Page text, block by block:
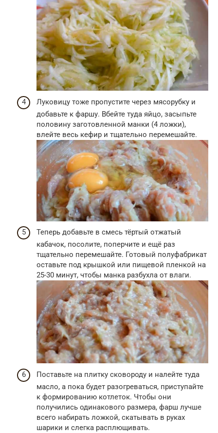
Луковицу тоже пропустите через мясорубку и
добавьте к фаршу. Вбейте туда яйцо, засыпьте
половину заготовленной манки (4 ложки),
влейте весь кефир и тщательно перемешайте.
Теперь добавьте в смесь тёртый отжатый
кабачок, посолите, поперчите и ещё раз
тщательно перемешайте. Готовый полуфабрикат
оставьте под крышкой или пищевой пленкой на
25-30 минут, чтобы манка разбухла от влаги.
Поставьте на плитку сковороду и налейте туда
масло, а пока будет разогреваться, приступайте
к формированию котлеток. Чтобы они
получились одинакового размера, фарш лучше
всего набирать ложкой, скатывать в руках
шарики и слегка расплющивать.